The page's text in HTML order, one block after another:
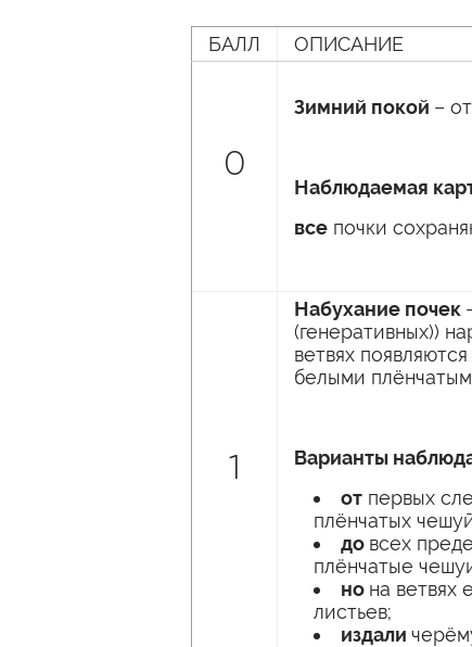
БАЛЛ ОПИСАНИЕ
0
Зимний покой –
Наблюдаемая
все почки
1
Набухание почек
(генеративных))
ветвях
белыми
Варианты
от первых
плёнчатых
до всех
плёнчатые
но на ветвях
листьев;
издали